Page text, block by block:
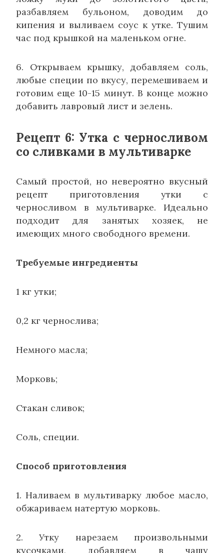
разбавляем бульоном, доводим до
кипения и выливаем соус к утке. Тушим
час под крышкой на маленьком огне.
6. Открываем крышку, добавляем соль,
любые специи по вкусу, перемешиваем и
готовим еще 10-15 минут. В конце можно
добавить лавровый лист и зелень.
Рецепт 6: Утка с черносливом
со сливками в мультиварке
Самый простой, но невероятно вкусный
рецепт приготовления утки с
черносливом в мультиварке. Идеально
подходит для занятых хозяек, не
имеющих много свободного времени.
Требуемые ингредиенты
1 кг утки;
0,2 кг чернослива;
Немного масла;
Морковь;
Стакан сливок;
Соль, специи.
Способ приготовления
1. Наливаем в мультиварку любое масло,
обжариваем натертую морковь.
2. Утку нарезаем произвольными
кусочками, добавляем в чашу